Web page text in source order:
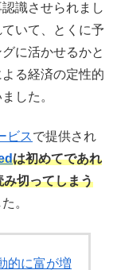
識させられまし
いて、とくに予
に活かせるかと
る経済の定性的
した。
ビスで提供され
は初めてであれ
切ってしまう
。
的に富が増